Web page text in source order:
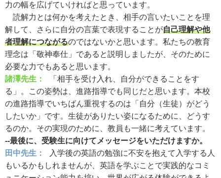
力の幅を広げていければと思っています。
読解力とは何かを考えたとき、相手の言いたいことを理
解して、さらに自分の言葉で表現することが自己理解や他
者理解につながるのではないかと思います。私たちの教育
理念は「敬神奉仕」であると説明しましたが、そのために
必要な力でもあると思います。
諸澤先生：
「相手を受け入れ、自分ができることをす
る」。この姿勢は、進路指導でも同じだと思います。本校
の進路指導でいちばん重視するのは「自分（生徒）がどう
したいか」です。生徒がありたい姿になるために、どうす
るのか。その実現のために、教員も一緒に考えています。
--最後に、受験生に向けてメッセージをいただけますか。
田中先生：
入学後の英語の勉強に不安を抱えて入学する人
もいるかもしれませんが、英語を学ぶことで実践的なコミ